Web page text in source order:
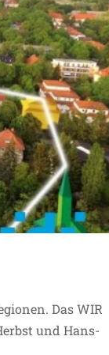
Das WIR
und Hans-